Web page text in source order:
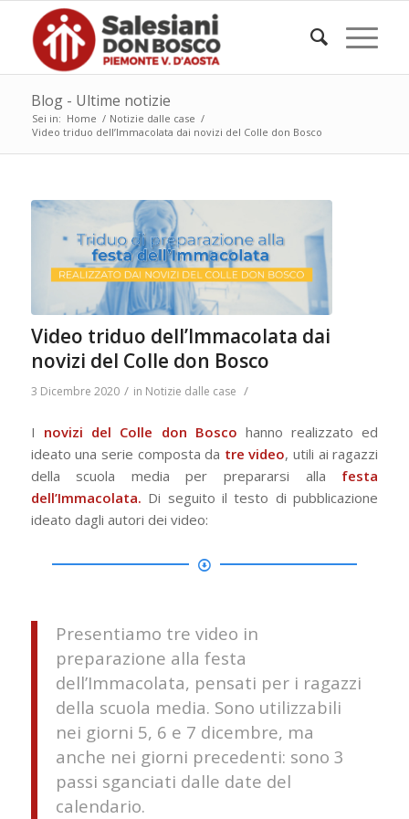
Blog - Ultime notizie
Sei in: Home / Notizie dalle case /
Video triduo dell’Immacolata dai novizi del Colle don Bosco
Video triduo dell’Immacolata dai
novizi del Colle don Bosco
3 Dicembre 2020 / in Notizie dalle case /
I novizi del Colle don Bosco hanno realizzato ed
ideato una serie composta da tre video, utili ai ragazzi
della scuola media per prepararsi alla festa
dell’Immacolata. Di seguito il testo di pubblicazione
ideato dagli autori dei video:
Presentiamo tre video in
preparazione alla festa
dell’Immacolata, pensati per i ragazzi
della scuola media. Sono utilizzabili
nei giorni 5, 6 e 7 dicembre, ma
anche nei giorni precedenti: sono 3
passi sganciati dalle date del
calendario.